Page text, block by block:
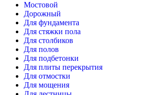
Мостовой
Дорожный
Для фундамента
Для стяжки пола
Для столбиков
Для полов
Для подбетонки
Для плиты перекрытия
Для отмостки
Для мощения